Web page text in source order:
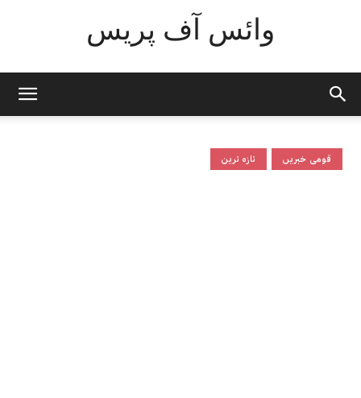
وائس آف پریس
تازہ ترین قومی خبریں